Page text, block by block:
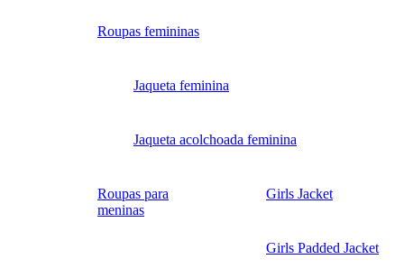
Roupas femininas
Jaqueta feminina
Jaqueta acolchoada feminina
Roupas para
meninas
Girls Jacket
Girls Padded Jacket